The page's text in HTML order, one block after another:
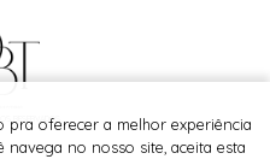
RESERVADOS
pra oferecer a melhor experiência
navega no nosso site, aceita esta